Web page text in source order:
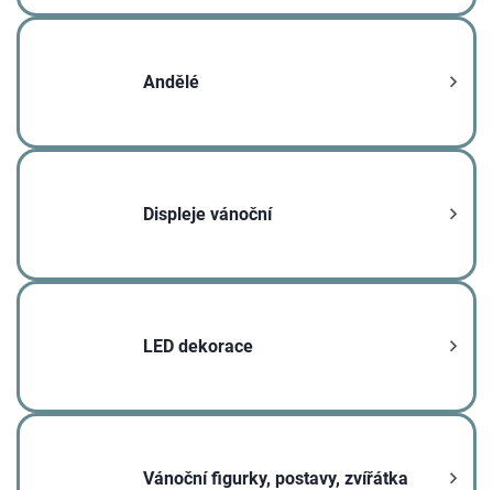
Andělé
Displeje vánoční
LED dekorace
Vánoční figurky, postavy, zvířátka